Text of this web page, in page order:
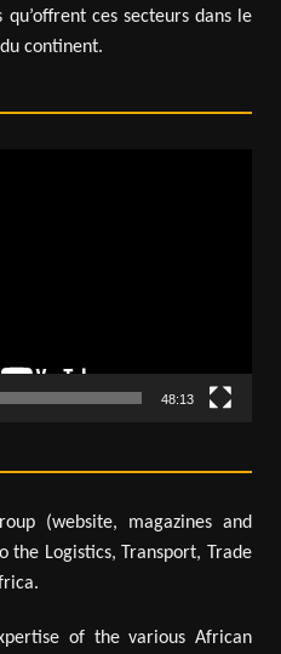
ces secteurs dans le
continent.
48:13
(website, magazines and
the Logistics, Transport, Trade
of the various African